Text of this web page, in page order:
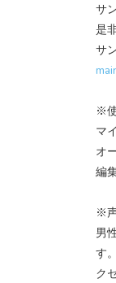
サ
是
サ
※
マ
オ
編
※
男
す。
ク